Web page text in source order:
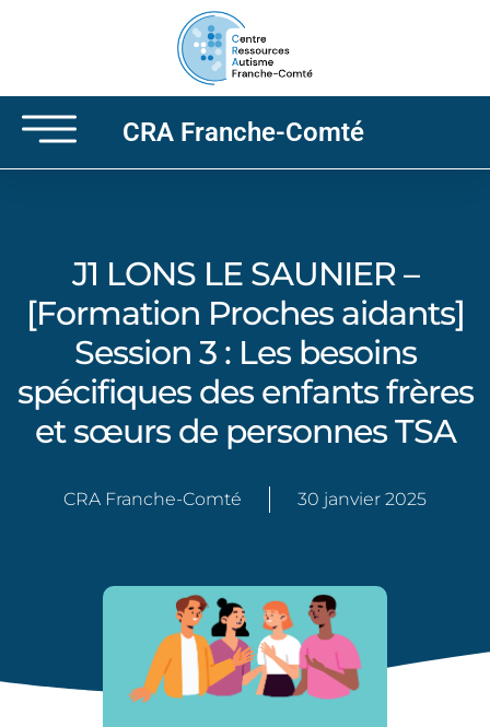
CRA Franche-Comté
J1 LONS LE SAUNIER –
[Formation Proches aidants]
Session 3 : Les besoins
spécifiques des enfants frères
et sœurs de personnes TSA
CRA Franche-Comté 30 janvier 2025